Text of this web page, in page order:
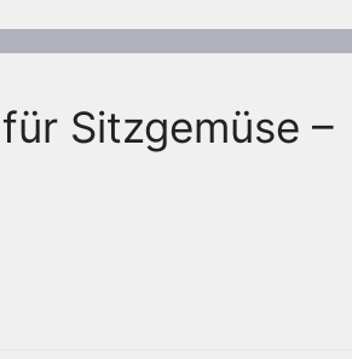
Sitzgemüse –